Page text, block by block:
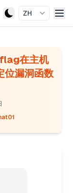
ZH
在主机
漏洞函数